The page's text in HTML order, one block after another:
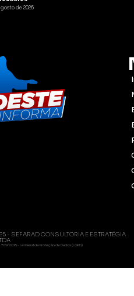
de 2026
CONSULTORIA E ESTRATÉGIA
2018 - Lei Geral de Proteção de Dados (LGPD)